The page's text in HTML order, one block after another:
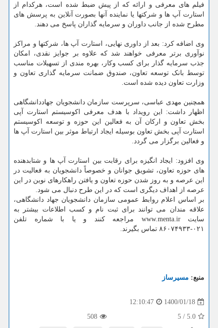
فیلم های معرفی و ارائه که از پیش ضبط شده است، هرکدام از
استارت آپ ها و شرکتها یا نماینده آنها بصورت آنلاین به پرسش های
مطرح شده از جانب داوران و سرمایه گذاران پاسخ می دهند.
وی اضافه کرد: بعد از داوری نهایی، استارت آپ ها، شرکتها و مراکز
نوآوری برتر معرفی خواهند شد که علاوه بر جوایز نقدی، امکان
جذب سرمایه گذار برای کسب وکار، بهره مندی از تسهیلات مناسب
توسط بانک توسعه تعاون، صندوق ضمانت سرمایه گذاری تعاون و
وزارت تعاون دیده شده است.
همچنین مهدی عباسی، سرپرست سازمان دانشجویان جهاددانشگاهی
اظهار داشت: این رویداد با هدف معرفی اکوسیستم استارت آپی
بخش تعاون و ارکان آن به فعالین این حوزه و توسعه اکوسیستم
استارت آپی بخش تعاون بوسیله ایجاد ارتباط موثر بین استارت آپ ها
و فعالین برگزار می گردد.
وی افزود: ایجاد انگیزه برای رقابت بین استارت آپ ها و شتابدهنده
های حوزه تعاون، تشویق جوانان و خصوصاً دانشجویان به فعالیت در
این عرصه و به روز شدن حوزه تعاون و یافتن راهکارهای نوین در این
عرصه از اهداف دیگری است که در این طرح دنبال می شود.
بر اساس اعلام روابط عمومی سازمان دانشجویان جهاد دانشگاهی،
علاقه مندان می توانند برای ثبت نام و کسب اطلاعات بیشتر به
سایت www.menta.ir مراجعه کنند و یا با شماره تلفن
۰۲۱-۸۶۰۷۴۹۳۳ تماس بگیرند.
منبع: مسیرساز
1400/01/18
12:10:47
5.0
/
5
508